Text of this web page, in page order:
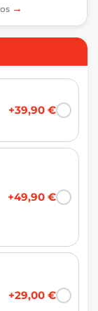
→
+39,90 €
+49,90 €
+29,00 €